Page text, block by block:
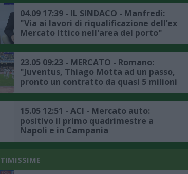
04.09 17:39 - IL SINDACO - Manfredi:
"Via ai lavori di riqualificazione dell’ex
Mercato Ittico nell'area del porto"
23.05 09:23 - MERCATO - Romano:
"Juventus, Thiago Motta ad un passo,
pronto un contratto da quasi 5 milioni
di euro a stagione"
15.05 12:51 - ACI - Mercato auto:
positivo il primo quadrimestre a
Napoli e in Campania